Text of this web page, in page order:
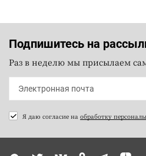
Подпишитесь на
Раз в неделю мы присылаем
Я даю согласие на обработку